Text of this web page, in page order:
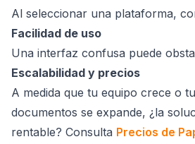
Al seleccionar una plataforma,
Facilidad de uso
Una interfaz confusa puede
Escalabilidad y precios
A medida que tu equipo crece o
documentos se expande, ¿la
rentable? Consulta Precios de